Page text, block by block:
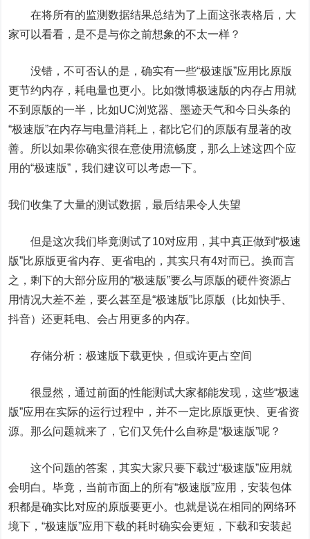
在将所有的监测数据结果总结为了上面这张表格后，大
家可以看看，是不是与你之前想象的不太一样？
没错，不可否认的是，确实有一些“极速版”应用比原版
更节约内存，耗电量也更小。比如微博极速版的内存占用就
不到原版的一半，比如UC浏览器、墨迹天气和今日头条的
“极速版”在内存与电量消耗上，都比它们的原版有显著的改
善。所以如果你确实很在意使用流畅度，那么上述这四个应
用的“极速版”，我们建议可以考虑一下。
我们收集了大量的测试数据，最后结果令人失望
但是这次我们毕竟测试了10对应用，其中真正做到“极速
版”比原版更省内存、更省电的，其实只有4对而已。换而言
之，剩下的大部分应用的“极速版”要么与原版的硬件资源占
用情况大差不差，要么甚至是“极速版”比原版（比如快手、
抖音）还更耗电、会占用更多的内存。
存储分析：极速版下载更快，但或许更占空间
很显然，通过前面的性能测试大家都能发现，这些“极速
版”应用在实际的运行过程中，并不一定比原版更快、更省资
源。那么问题就来了，它们又凭什么自称是“极速版”呢？
这个问题的答案，其实大家只要下载过“极速版”应用就
会明白。毕竟，当前市面上的所有“极速版”应用，安装包体
积都是确实比对应的原版要更小。也就是说在相同的网络环
境下，“极速版”应用下载的耗时确实会更短，下载和安装起